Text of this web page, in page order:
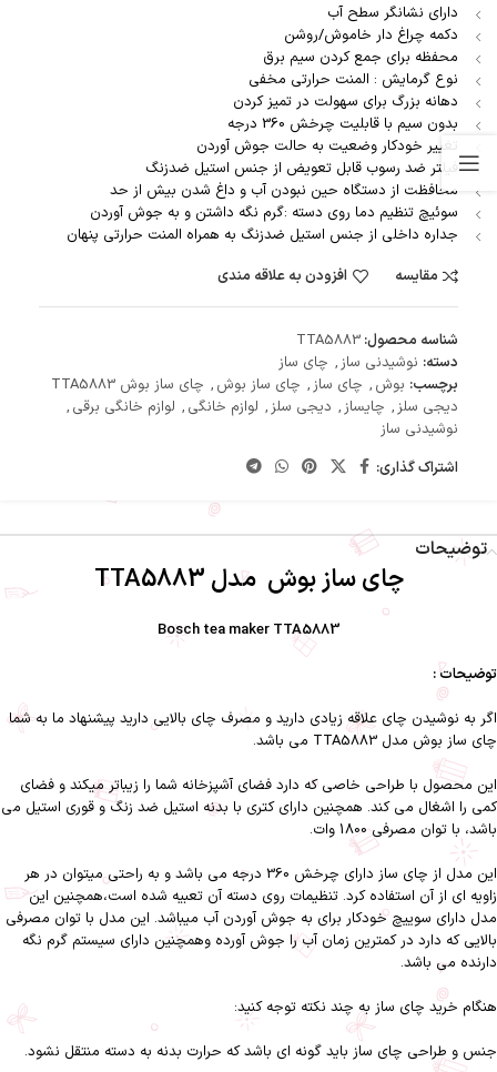
دارای نشانگر سطح آب
دکمه چراغ دار خاموش/روشن
محفظه برای جمع کردن سیم برق
نوع گرمایش : المنت حرارتی مخفی
دهانه بزرگ برای سهولت در تمیز کردن
بدون سیم با قابلیت چرخش 360 درجه
تغییر خودکار وضعیت به حالت جوش آوردن
فیلتر ضد رسوب قابل تعویض از جنس استیل ضدزنگ
محافظت از دستگاه حین نبودن آب و داغ شدن بیش از حد
سوئیچ تنظیم دما روی دسته :گرم نگه داشتن و به جوش آوردن
جداره داخلی از جنس استیل ضدزنگ به همراه المنت حرارتی پنهان
مقایسه
افزودن به علاقه مندی
شناسه محصول: TTA5883
دسته: نوشیدنی ساز, چای ساز
برچسب: بوش , چای ساز, چای ساز بوش ,
چای ساز بوش TTA5883
دیجی سلز, چایساز, دیجی سلز, لوازم خانگی , لوازم خانگی برقی ,
نوشیدنی ساز
اشتراک گذاری:
توضیحات
چای ساز بوش مدل TTA5883
Bosch tea maker TTA5883
توضیحات :
اگر به نوشیدن چای علاقه زیادی دارید و مصرف چای بالایی دارید پیشنهاد ما به شما
چای ساز بوش مدل TTA5883 می باشد.
این محصول با طراحی خاصی که دارد فضای آشپزخانه شما را زیباتر میکند و فضای
کمی را اشغال می کند. همچنین دارای کتری با بدنه استیل ضد زنگ و قوری استیل می
باشد، با توان مصرفی 1800 وات.
این مدل از چای ساز دارای چرخش 360 درجه می باشد و به راحتی میتوان در هر
زاویه ای از آن استفاده کرد. تنظیمات روی دسته آن تعبیه شده است،همچنین این
مدل دارای سوییچ خودکار برای به جوش آوردن آب میباشد. این مدل با توان مصرفی
بالایی که دارد در کمترین زمان آب را جوش آورده وهمچنین دارای سیستم گرم نگه
دارنده می باشد.
هنگام خرید چای ساز به چند نکته توجه کنید:
جنس و طراحی چای ساز باید گونه ای باشد که حرارت بدنه به دسته منتقل نشود.